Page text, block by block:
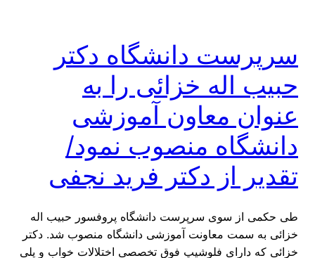
سرپرست دانشگاه دکتر
حبیب اله خزائی را به
عنوان معاون آموزشی
دانشگاه منصوب نمود/
تقدیر از دکتر فرید نجفی
طی حکمی از سوی سرپرست دانشگاه پروفسور حبیب اله
خزائی به سمت معاونت آموزشی دانشگاه منصوب شد. دکتر
خزائی که دارای فلوشیپ فوق تخصصی اختلالات خواب و پلی